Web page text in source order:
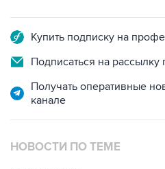
Купить подписку на
Подписаться на рассылку
Получать оперативные
канале
НОВОСТИ ПО ТЕМЕ